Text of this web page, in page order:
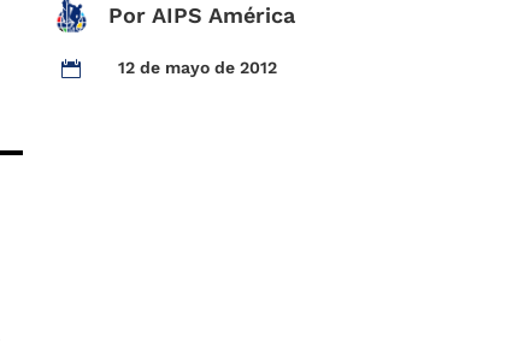
Por AIPS América
 12 de mayo de 2012